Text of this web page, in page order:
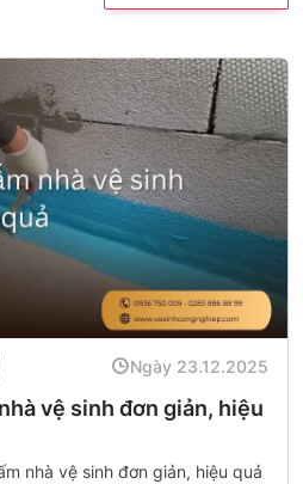
Ngày 23.12.2025
vệ sinh đơn giản, hiệu
nhà vệ sinh đơn giản, hiệu quả